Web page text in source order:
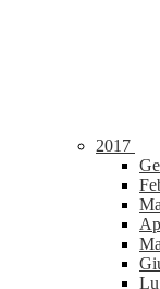
2017